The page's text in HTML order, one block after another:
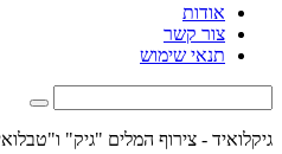
אודות
צור קשר
תנאי שימוש
גיקלואיד - צירוף המלים "גיק"